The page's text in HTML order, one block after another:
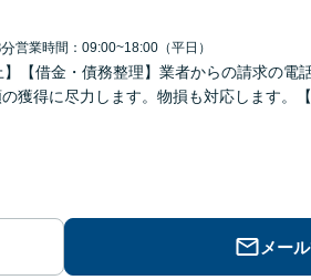
営業時間：09:00~18:00（平日）
】【借金・債務整理】業者からの請求の
獲得に尽力します。物損も対応します。
メー